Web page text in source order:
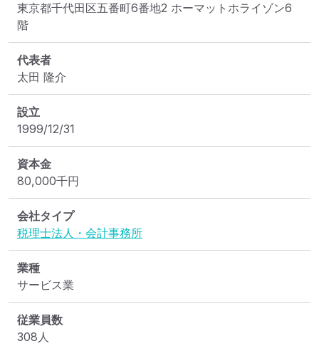
東京都千代田区五番町6番地2 ホーマットホライゾン6
階
代表者
太田 隆介
設立
1999/12/31
資本金
80,000千円
会社タイプ
税理士法人・会計事務所
業種
サービス業
従業員数
308人